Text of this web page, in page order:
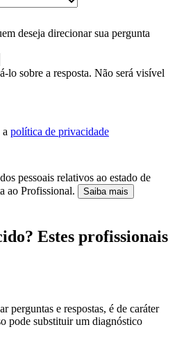
deseja direcionar sua pergunta
lo sobre a resposta. Não será visível
a política de privacidade
pessoais relativos ao estado de
ao Profissional.
Saiba mais
Estes profissionais
perguntas e respostas, é de caráter
pode substituir um diagnóstico